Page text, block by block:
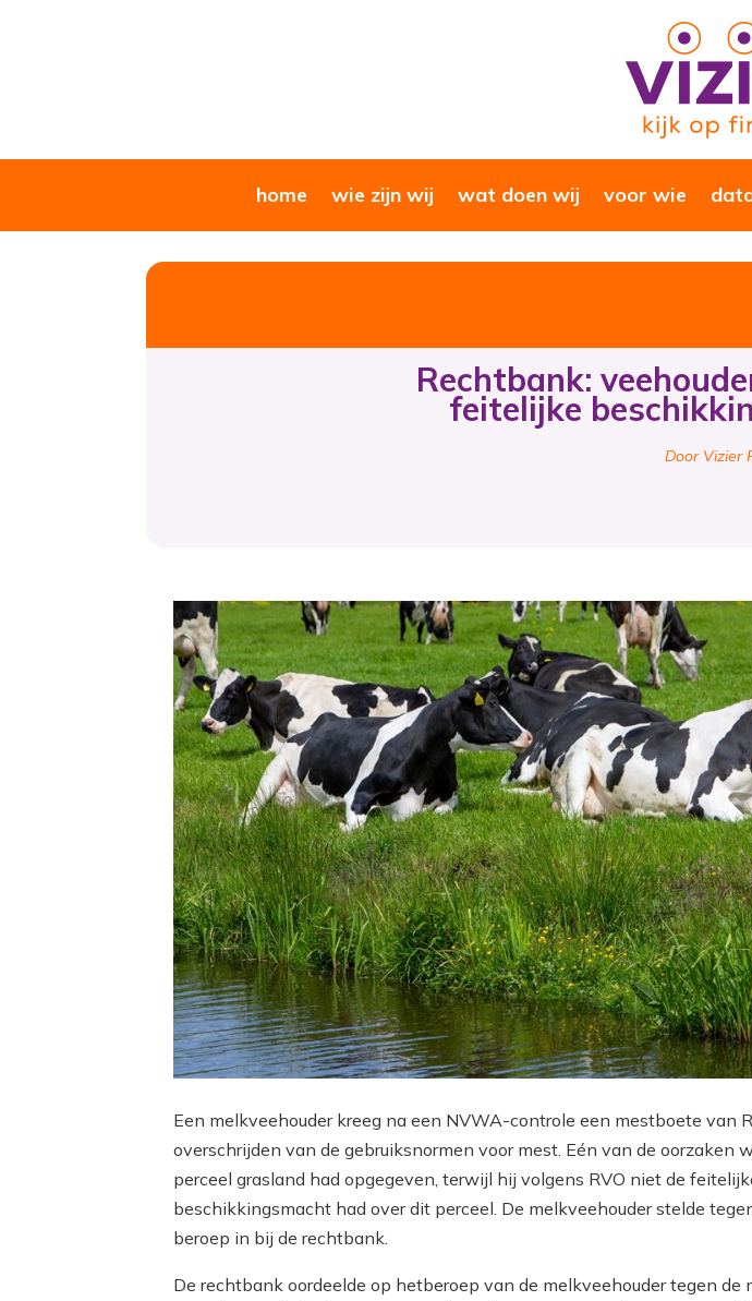
home wie zijn wij wat doen wij voor wie
Rechtbank:
feitelijke
Door Vizier
Een melkveehouder kreeg na een NVWA-controle een mestboete van
overschrijden van de gebruiksnormen voor mest. Eén van de oorzaken
perceel grasland had opgegeven, terwijl hij volgens RVO niet de
beschikkingsmacht had over dit perceel. De melkveehouder stelde
beroep in bij de rechtbank.
De rechtbank oordeelde op hetberoep van de melkveehouder tegen de